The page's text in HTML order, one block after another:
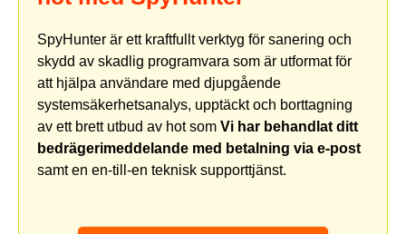
SpyHunter är ett kraftfullt verktyg för sanering och
skydd av skadlig programvara som är utformat för
att hjälpa användare med djupgående
systemsäkerhetsanalys, upptäckt och borttagning
av ett brett utbud av hot som Vi har behandlat ditt
bedrägerimeddelande med betalning via e-post
samt en en-till-en teknisk supporttjänst.